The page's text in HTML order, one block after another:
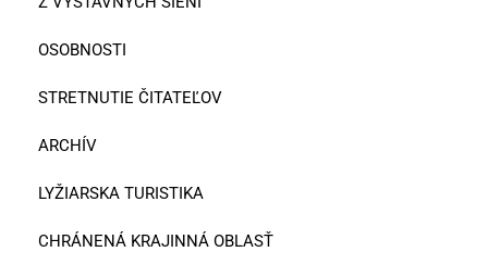
OSOBNOSTI
STRETNUTIE ČITATEĽOV
ARCHÍV
LYŽIARSKA TURISTIKA
CHRÁNENÁ KRAJINNÁ OBLASŤ